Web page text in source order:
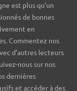
est plus qu’un
de bonnes
en
Commentez nos
d’autres lecteurs
nous sur nos
dernières
et accéder à des